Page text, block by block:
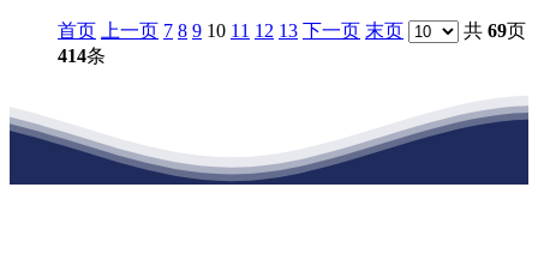
首页 上一页 7 8 9 10 11 12 13 下一页 末页 共 69页
414条